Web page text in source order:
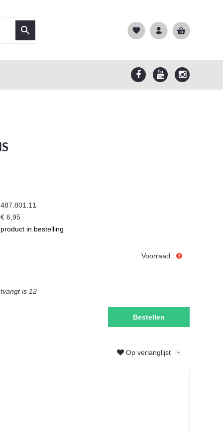
favorite

487.801.11
€ 6,95
product in bestelling
Voorraad :
is 12
Bestellen
Op verlanglijst